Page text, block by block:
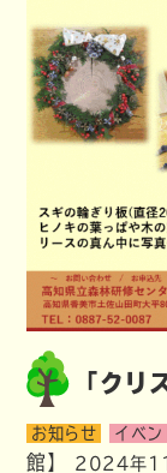
「クリ
お知らせ イベン
館】
2024年